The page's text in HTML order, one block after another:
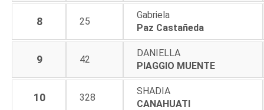
8 25
Gabriela
Paz Castañeda
9 42
DANIELLA
PIAGGIO MUENTE
10 328
SHADIA
CANAHUATI